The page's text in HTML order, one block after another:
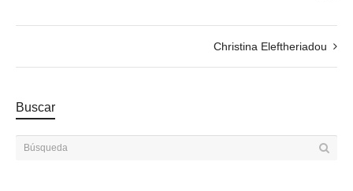
Christina Eleftheriadou
Buscar